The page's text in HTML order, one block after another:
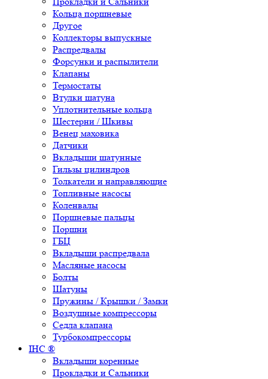
Кольца поршневые
Другое
Коллекторы выпускные
Распредвалы
Форсунки и распылители
Клапаны
Термостаты
Втулки шатуна
Уплотнительные кольца
Шестерни / Шкивы
Венец маховика
Датчики
Вкладыши шатунные
Гильзы цилиндров
Толкатели и направляющие
Топливные насосы
Коленвалы
Поршневые пальцы
Поршни
ГБЦ
Вкладыши распредвала
Масляные насосы
Болты
Шатуны
Пружины / Крышки / Замки
Воздушные компрессоры
Седла клапана
Турбокомпрессоры
IHC ®
Вкладыши коренные
Прокладки и Сальники